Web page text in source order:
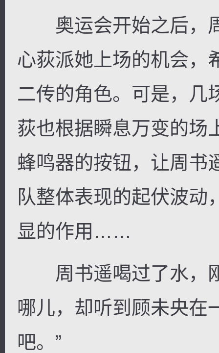
奥运会开始之后，
心荻派她上场的机会，
二传的角色。可是，几
荻也根据瞬息万变的场
蜂鸣器的按钮，让周书
队整体表现的起伏波动
显的作用……
周书遥喝过了水，
哪儿，却听到顾未央在
吧。”